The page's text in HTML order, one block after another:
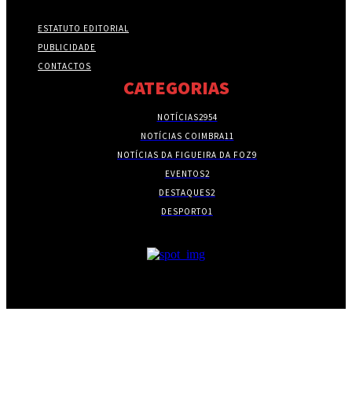
ESTATUTO EDITORIAL
PUBLICIDADE
CONTACTOS
CATEGORIAS
NOTÍCIAS2954
NOTÍCIAS COIMBRA11
NOTÍCIAS DA FIGUEIRA DA FOZ9
EVENTOS2
DESTAQUES2
DESPORTO1